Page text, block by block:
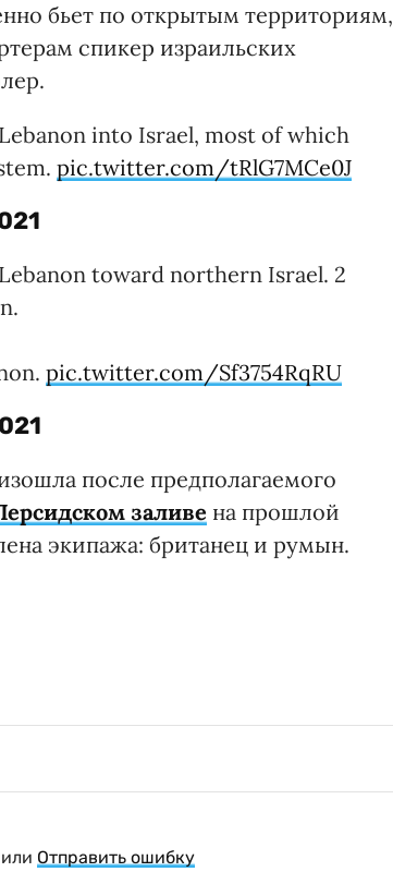
бьет по открытым территориям,
спикер израильских
into Israel, most of which
pic.twitter.com/tRlG7MCe0J
toward northern Israel. 2
pic.twitter.com/Sf3754RqRU
после предполагаемого
заливе на прошлой
экипажа: британец и румын.
Отправить ошибку